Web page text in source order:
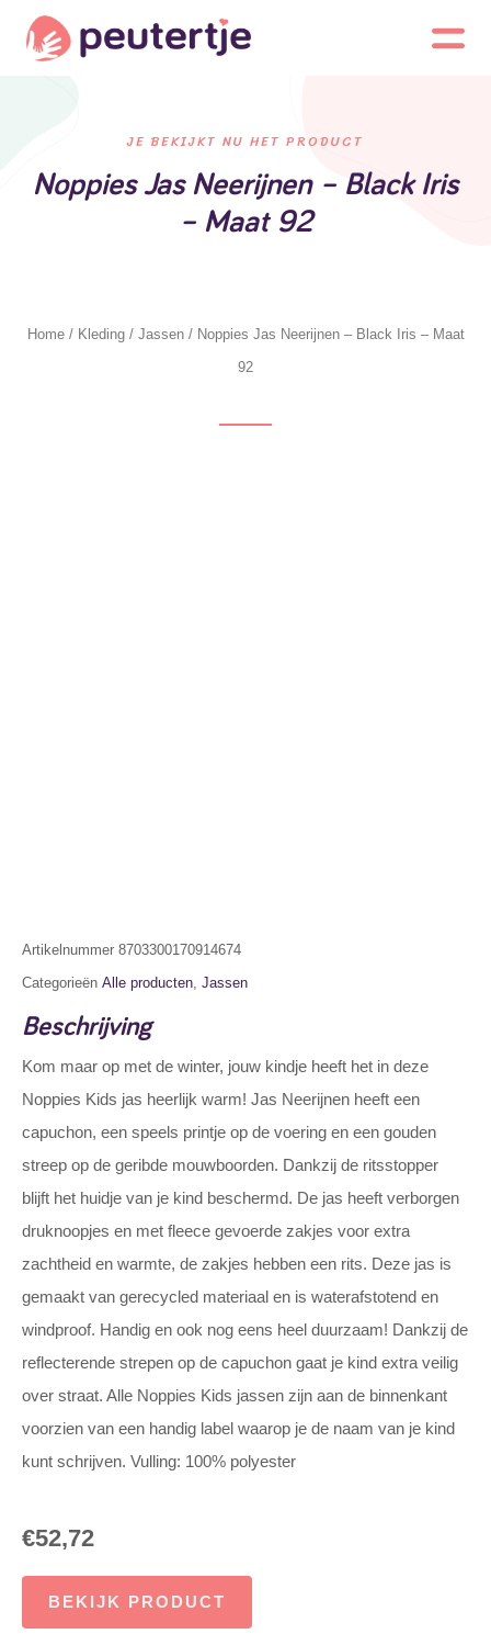
JE BEKIJKT NU HET PRODUCT
Noppies Jas Neerijnen – Black Iris
– Maat 92
Home/ Kleding/ Jassen/ Noppies Jas Neerijnen – Black Iris – Maat
92
Artikelnummer 8703300170914674
Categorieën Alle producten, Jassen
Beschrijving
Kom maar op met de winter, jouw kindje heeft het in deze
Noppies Kids jas heerlijk warm! Jas Neerijnen heeft een
capuchon, een speels printje op de voering en een gouden
streep op de geribde mouwboorden. Dankzij de ritsstopper
blijft het huidje van je kind beschermd. De jas heeft verborgen
druknoopjes en met fleece gevoerde zakjes voor extra
zachtheid en warmte, de zakjes hebben een rits. Deze jas is
gemaakt van gerecycled materiaal en is waterafstotend en
windproof. Handig en ook nog eens heel duurzaam! Dankzij de
reflecterende strepen op de capuchon gaat je kind extra veilig
over straat. Alle Noppies Kids jassen zijn aan de binnenkant
voorzien van een handig label waarop je de naam van je kind
kunt schrijven. Vulling: 100% polyester
€52,72
BEKIJK PRODUCT